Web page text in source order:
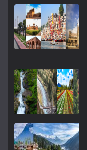
c
e
b
o
k
itt
er
ai
l